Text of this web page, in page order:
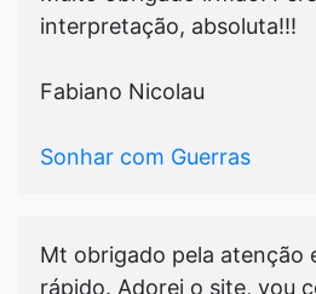
interpretação, absoluta!!!
Fabiano Nicolau
Sonhar com Guerras
Mt obrigado pela atenção
rápido. Adorei o site, vou